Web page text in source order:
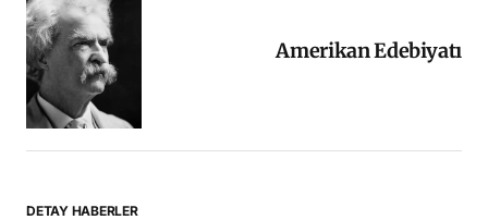
Amerikan Edebiyatı
DETAY HABERLER